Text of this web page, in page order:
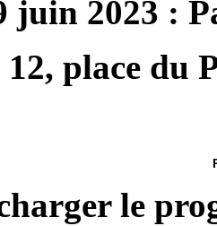
juin 2023 :
12, place du
le